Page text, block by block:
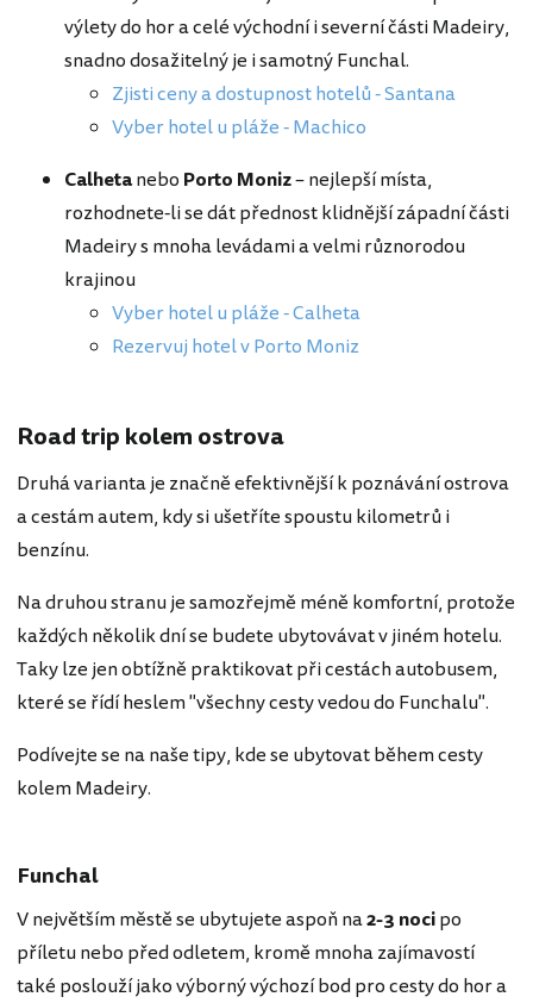
výlety do hor a celé východní i severní části Madeiry,
snadno dosažitelný je i samotný Funchal.
Zjisti ceny a dostupnost hotelů - Santana
Vyber hotel u pláže - Machico
Calhetanebo Porto Moniz– nejlepší místa,
rozhodnete-li se dát přednost klidnější západní části
Madeiry s mnoha levádami a velmi různorodou
krajinou
Vyber hotel u pláže - Calheta
Rezervuj hotel v Porto Moniz
Road trip kolem ostrova
Druhá varianta je značně efektivnější k poznávání ostrova
a cestám autem, kdy si ušetříte spoustu kilometrů i
benzínu.
Na druhou stranu je samozřejmě méně komfortní, protože
každých několik dní se budete ubytovávat v jiném hotelu.
Taky lze jen obtížně praktikovat při cestách autobusem,
které se řídí heslem "všechny cesty vedou do Funchalu".
Podívejte se na naše tipy, kde se ubytovat během cesty
kolem Madeiry.
Funchal
Vnejvětším městě se ubytujete aspoň na2-3 nocipo
příletu nebo před odletem, kromě mnoha zajímavostí
také poslouží jako výborný výchozí bod pro cesty do hor a